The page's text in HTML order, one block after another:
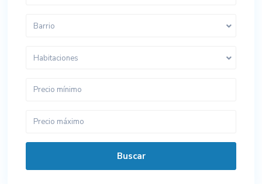
Barrio
Habitaciones
Buscar